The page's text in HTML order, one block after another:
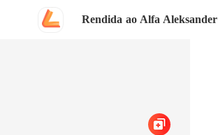
Rendida ao Alfa Aleksander